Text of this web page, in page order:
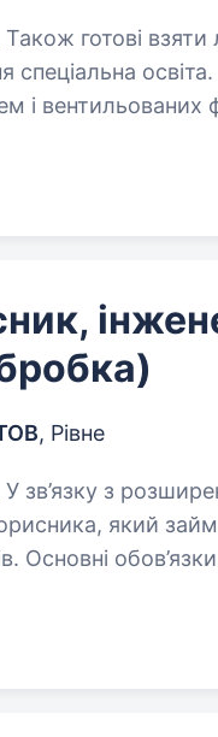
готові
STAR-SVIT — український виробник
і вентильованих
у
, Рівне
який
розрахунок собівартості виробів;